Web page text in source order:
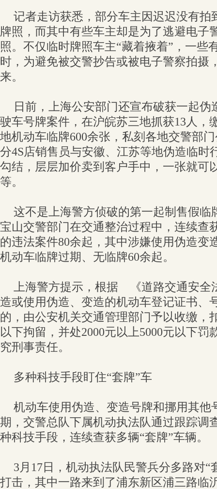
记者走访获悉，部分车主因迟迟没有拍
牌照，而其中有些车主却是为了逃避电子
照。不仅临时牌照车主“藏着掖着”，一些
时，为避免被交警抄告或被电子警察拍摄
来。
日前，上海公安部门还宣布破获一起
驶车号牌案件，在沪皖苏三地抓获13人，
地机动车临牌600余张，私刻各地交警部
分4S店销售员与安徽、江苏等地伪造临时
勾结，层层加价卖到客户手中，一张就可
等。
这不是上海警方侦破的第一起制售假临
宝山交警部门在交通整治过程中，连续查
的违法案件80余起，其中涉嫌使用伪造变
机动车临牌过期、无临牌60余起。
上海警方提示，根据 《道路交通安
造或使用伪造、变造的机动车登记证书、
的，由公安机关交通管理部门予以收缴，
以下拘留，并处2000元以上5000元以下罚
究刑事责任。
多种科技手段盯住“套牌”车
机动车使用伪造、变造号牌和挪用其他
期，交警总队下属机动执法队通过跟踪调
种科技手段，连续查获多辆“套牌”车辆。
3月17日，机动执法队民警兵分多路对“
打击，其中一路来到了浦东新区浦三路临